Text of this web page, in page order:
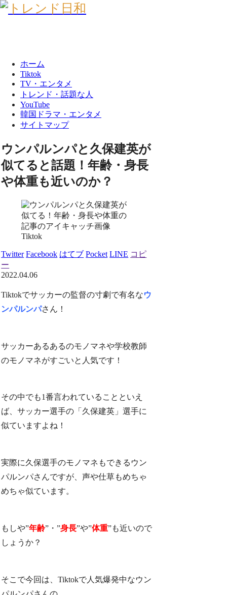
ホーム
Tiktok
TV・エンタメ
トレンド・話題な人
YouTube
韓国ドラマ・エンタメ
サイトマップ
ウンパルンパと久保建英が
似てると話題！年齢・身長
や体重も近いのか？
Tiktok
Twitter Facebook はてブ Pocket LINE コピ
ー
2022.04.06
Tiktokでサッカーの監督の寸劇で有名なウ
ンパルンパさん！
サッカーあるあるのモノマネや学校教師
のモノマネがすごいと人気です！
その中でも1番言われていることといえ
ば、サッカー選手の「久保建英」選手に
似ていますよね！
実際に久保選手のモノマネもできるウン
パルンパさんですが、声や仕草もめちゃ
めちゃ似ています。
もしや”年齢”・”身長”や”体重”も近いので
しょうか？
そこで今回は、Tiktokで人気爆発中なウン